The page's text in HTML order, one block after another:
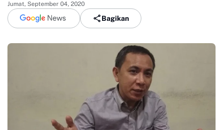
Jumat, September 04, 2020
Bagikan